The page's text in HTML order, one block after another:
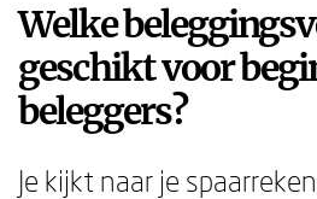
Welke
geschikt voor
beleggers?
Je kijkt naar je